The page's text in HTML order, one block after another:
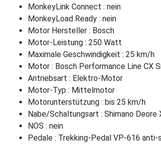
MonkeyLink Connect : nein
MonkeyLoad Ready : nein
Motor Hersteller : Bosch
Motor-Leistung : 250 Watt
Maximale Geschwindigkeit : 25 km/h
Motor : Bosch Performance Line CX
Antriebsart : Elektro-Motor
Motor-Typ : Mittelmotor
Motorunterstützung : bis 25 km/h
Nabe/Schaltungsart : Shimano Deore
NOS : nein
Pedale : Trekking-Pedal VP-616 anti-